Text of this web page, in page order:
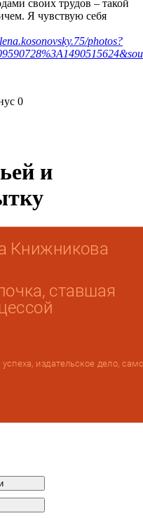
своих трудов – такой
Я чувствую себя
photos?
0
и